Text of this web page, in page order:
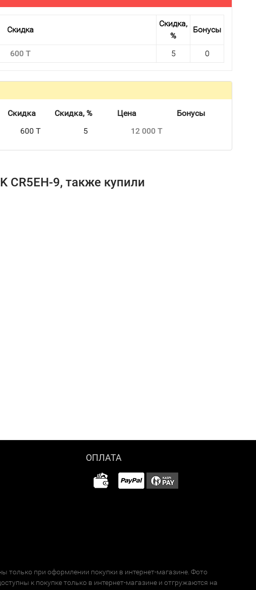
Скидка
Скидка,
%
Бонусы
600 T 5 0
Скидка Скидка, % Цена
Бонусы
600 T 5 12 000 T
CR5EH-9, также купили
ОПЛАТА
только при оформлении покупки в интернет-магазине. Фото
к покупке только в интернет-магазине и отгружаются на